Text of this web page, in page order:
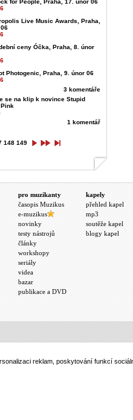
for People, Praha, 17. únor 06
Live Music Awards, Praha,
ceny Óčka, Praha, 8. únor
Photogenic, Praha, 9. únor 06
3 komentáře
se na klip k novince Stupid
1 komentář
148 149
pro muzikanty
časopis Muzikus
e-muzikus
novinky
testy nástrojů
články
workshopy
seriály
videa
bazar
publikace a DVD
kapely
přehled kapel
mp3
soutěže kapel
blogy kapel
reklam, poskytování funkcí